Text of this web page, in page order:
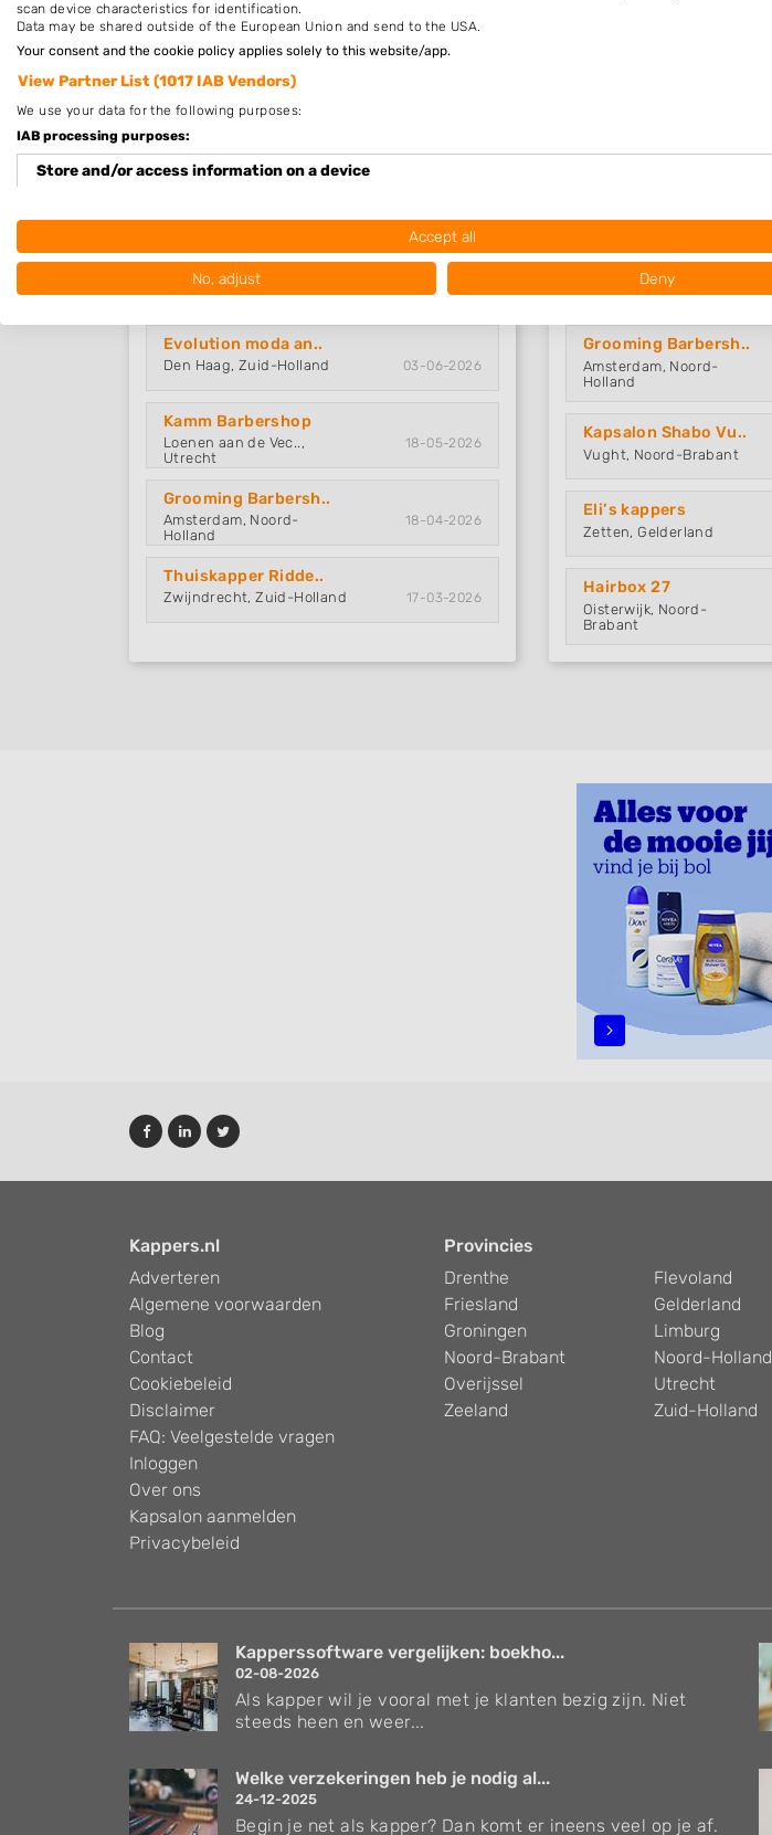
Knipsels By Studi..
Assen, Drenthe
Evolution moda an..
Den Haag, Zuid-Holland 03-06-2026
Kamm Barbershop
Loenen aan de Vec..,
Utrecht
18-05-2026
Grooming Barbersh..
Amsterdam, Noord-
Holland
18-04-2026
Thuiskapper Ridde..
Zwijndrecht, Zuid-Holland 17-03-2026
Williams & Grey
Nijmegen, Gelderland
Grooming Barbersh..
Amsterdam, Noord-
Holland
Kapsalon Shabo Vu..
Vught, Noord-Brabant
Eli’s kappers
Zetten, Gelderland
Hairbox 27
Oisterwijk, Noord-
Brabant
Kappers.nl
Adverteren
Algemene voorwaarden
Blog
Contact
Cookiebeleid
Disclaimer
FAQ: Veelgestelde vragen
Inloggen
Over ons
Kapsalon aanmelden
Privacybeleid
Provincies
Drenthe
Flevoland
Friesland
Gelderland
Groningen
Limburg
Noord-Brabant
Noord-Holland
Overijssel
Utrecht
Zeeland
Zuid-Holland
Kapperssoftware vergelijken: boekho...
02-08-2026
Als kapper wil je vooral met je klanten bezig zijn. Niet
steeds heen en weer...
Welke verzekeringen heb je nodig al...
24-12-2025
Begin je net als kapper? Dan komt er ineens veel op je af.
scan device characteristics for identification.
Data may be shared outside of the European Union and send to the USA.
Your consent and the cookie policy applies solely to this website/app.
View Partner List (1017 IAB Vendors)
We use your data for the following purposes:
IAB processing purposes:
Store and/or access information on a device
Create profiles for personalised advertising
Create profiles to personalise content
Measure advertising performance
Understand audiences through statistics or combinations of data from different
Develop and improve services
Accept all
No, adjust Deny